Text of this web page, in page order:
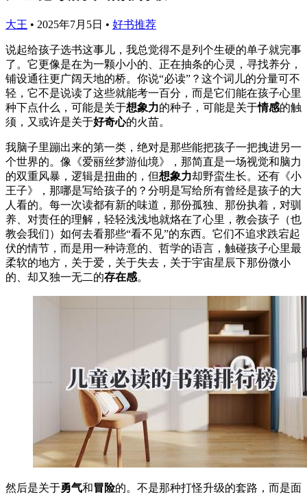
大王 • 2025年7月5日 • 好书推荐
说起给孩子选书这事儿，我总觉得不是列个生硬的单子就完事
了。它更像是在为一颗小小的、正在抽条的心灵，寻找养分，
铺设通往更广阔天地的桥。你说“必读”？这个词儿的分量可不
轻，它不是说读了这些就能考一百分，而是它们能在孩子心里
种下点什么，可能是关于想象力的种子，可能是关于情感的触
须，又或许是关于好奇心的火苗。
我脑子里蹦出来的第一类，绝对是那些能把孩子一把拽进另一
个世界的。像《爱丽丝梦游仙境》，那简直是一场视觉和脑力
的双重风暴，逻辑是扭曲的，但想象力却野蛮生长。还有《小
王子》，那哪是写给孩子的？分明是写给所有曾经是孩子的大
人看的。每一次读都有新的味道，那份孤独、那份执着，对驯
养、对责任的理解，轻轻浅浅地就烙在了心里，教会孩子（也
教会我们）如何去看那些“看不见”的东西。它们不追求跌宕起
伏的情节，而是用一种诗意的、哲学的语言，触碰孩子心里最
柔软的地方，关于爱，关于失去，关于宇宙星辰下那份微小
的、却又独一无二的存在感。
然后是关于勇气和冒险的。不是那种打怪升级的套路，而是面